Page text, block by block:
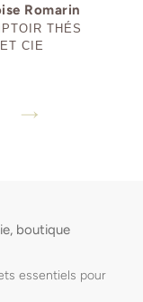
Romarin
THÉS
CIE
boutique
essentiels pour